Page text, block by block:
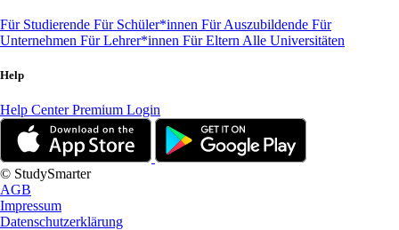
Für Studierende Für Schüler*innen Für Auszubildende Für
Unternehmen Für Lehrer*innen Für Eltern Alle Universitäten
Help
Help CenterPremium Login
© StudySmarter
AGB
Impressum
Datenschutzerklärung